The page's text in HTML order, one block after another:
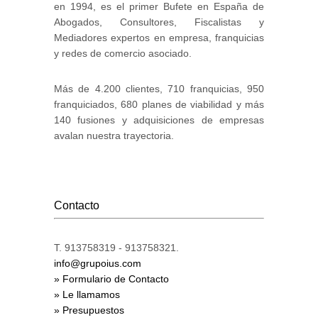
en 1994, es el primer Bufete en España de
Abogados, Consultores, Fiscalistas y
Mediadores expertos en empresa, franquicias
y redes de comercio asociado.
Más de 4.200 clientes, 710 franquicias, 950
franquiciados, 680 planes de viabilidad y más
140 fusiones y adquisiciones de empresas
avalan nuestra trayectoria.
Contacto
T. 913758319 - 913758321.
info@grupoius.com
» Formulario de Contacto
» Le llamamos
» Presupuestos